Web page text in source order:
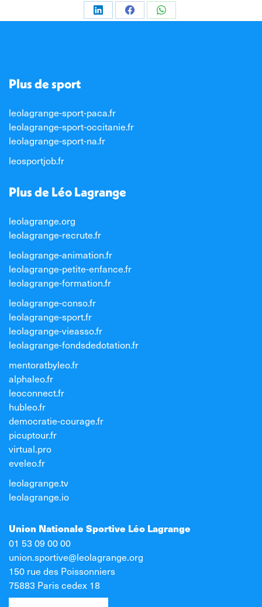
PartagerPartagerPartager
Plus de sport
leolagrange-sport-paca.fr
leolagrange-sport-occitanie.fr
leolagrange-sport-na.fr
leosportjob.fr
Plus de Léo Lagrange
leolagrange.org
leolagrange-recrute.fr
leolagrange-animation.fr
leolagrange-petite-enfance.fr
leolagrange-formation.fr
leolagrange-conso.fr
leolagrange-sport.fr
leolagrange-vieasso.fr
leolagrange-fondsdedotation.fr
mentoratbyleo.fr
alphaleo.fr
leoconnect.fr
hubleo.fr
democratie-courage.fr
picuptour.fr
virtual.pro
eveleo.fr
leolagrange.tv
leolagrange.io
Union Nationale Sportive Léo Lagrange
01 53 09 00 00
union.sportive@leolagrange.org
150 rue des Poissonniers
75883 Paris cedex 18